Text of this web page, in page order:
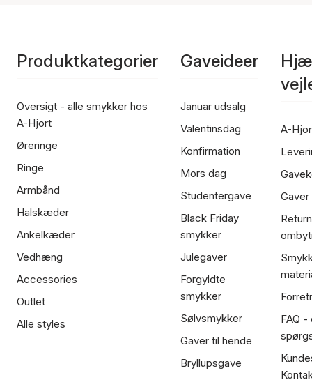
Produktkategorier
Oversigt - alle smykker hos
A-Hjort
Øreringe
Ringe
Armbånd
Halskæder
Ankelkæder
Vedhæng
Accessories
Outlet
Alle styles
Gaveideer
Januar udsalg
Valentinsdag
Konfirmation
Mors dag
Studentergave
Black Friday
smykker
Julegaver
Forgyldte
smykker
Sølvsmykker
Gaver til hende
Bryllupsgave
A-
FAQ